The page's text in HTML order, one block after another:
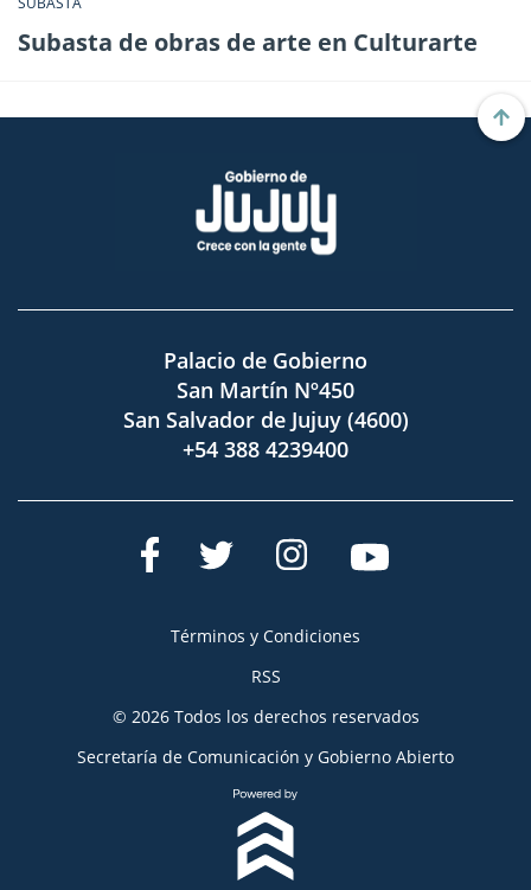
Subasta de obras de arte en Culturarte
Palacio de Gobierno
San Martín Nº450
San Salvador de Jujuy (4600)
+54 388 4239400
Términos y Condiciones
RSS
© 2026 Todos los derechos reservados
Secretaría de Comunicación y Gobierno Abierto